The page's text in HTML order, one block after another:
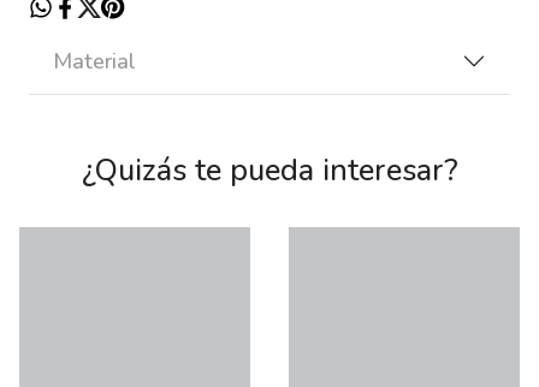
Material
¿Quizás te pueda interesar?